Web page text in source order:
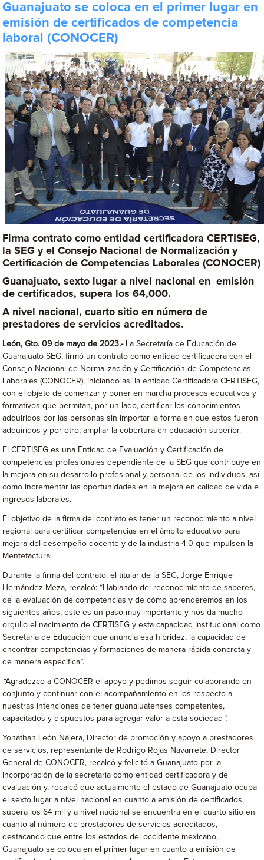
Guanajuato se coloca en el primer lugar en
emisión de certificados de competencia
laboral (CONOCER)
Firma contrato como entidad certificadora CERTISEG,
la SEG y el Consejo Nacional de Normalización y
Certificación de Competencias Laborales (CONOCER)
Guanajuato, sexto lugar a nivel nacional en emisión
de certificados, supera los 64,000.
A nivel nacional, cuarto sitio en número de
prestadores de servicios acreditados.
León, Gto. 09 de mayo de 2023.-La Secretaría de Educación de
Guanajuato SEG, firmó un contrato como entidad certificadora con el
Consejo Nacional de Normalización y Certificación de Competencias
Laborales (CONOCER), iniciando así la entidad Certificadora CERTISEG,
con el objeto de comenzar y poner en marcha procesos educativos y
formativos que permitan, por un lado, certificar los conocimientos
adquiridos por las personas sin importar la forma en que estos fueron
adquiridos y por otro, ampliar la cobertura en educación superior.
El CERTISEG es una Entidad de Evaluación y Certificación de
competencias profesionales dependiente de la SEG que contribuye en
la mejora en su desarrollo profesional y personal de los individuos, así
como incrementar las oportunidades en la mejora en calidad de vida e
ingresos laborales.
El objetivo de la firma del contrato es tener un reconocimiento a nivel
regional para certificar competencias en el ámbito educativo para
mejora del desempeño docente y de la industria 4.0 que impulsen la
Mentefactura.
Durante la firma del contrato, el titular de la SEG, Jorge Enrique
Hernández Meza, recalcó: “Hablando del reconocimiento de saberes,
de la evaluación de competencias y de cómo aprenderemos en los
siguientes años, este es un paso muy importante y nos da mucho
orgullo el nacimiento de CERTISEG y esta capacidad institucional como
Secretaría de Educación que anuncia esa hibridez, la capacidad de
encontrar competencias y formaciones de manera rápida concreta y
de manera específica”.
“Agradezco a CONOCER el apoyo y pedimos seguir colaborando en
conjunto y continuar con el acompañamiento en los respecto a
nuestras intenciones de tener guanajuatenses competentes,
capacitados y dispuestos para agregar valor a esta sociedad ”.
Yonathan León Nájera, Director de promoción y apoyo a prestadores
de servicios, representante de Rodrigo Rojas Navarrete, Director
General de CONOCER, recalcó y felicitó a Guanajuato por la
incorporación de la secretaría como entidad certificadora y de
evaluación y, recalcó que actualmente el estado de Guanajuato ocupa
el sexto lugar a nivel nacional en cuanto a emisión de certificados,
supera los 64 mil y a nivel nacional se encuentra en el cuarto sitio en
cuanto al número de prestadores de servicios acreditados,
destacando que entre los estados del occidente mexicano,
Guanajuato se coloca en el primer lugar en cuanto a emisión de